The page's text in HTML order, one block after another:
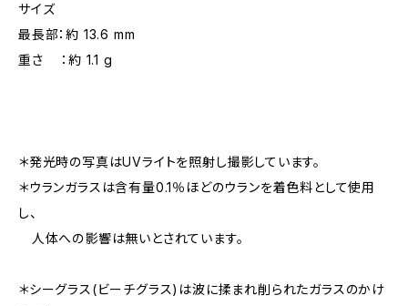
サイズ
最長部：約 13.6 mm
重さ ：約 1.1 g
＊発光時の写真はUVライトを照射し撮影しています。
＊ウランガラスは含有量0.1％ほどのウランを着色料として使用
し、
人体への影響は無いとされています。
＊シーグラス(ビーチグラス)は波に揉まれ削られたガラスのかけ